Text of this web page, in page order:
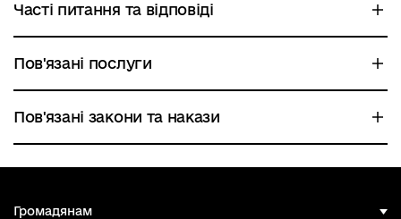
Часті питання та відповіді
Пов'язані послуги
Пов'язані закони та накази
Громадянам